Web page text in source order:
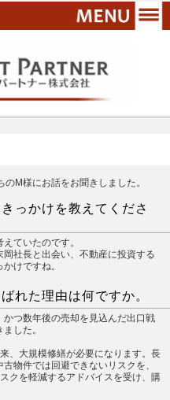
M様にお話をお聞きしました。
っかけを教えてくださ
ていたのです。
社長と出会い、不動産に投資する
けですね。
れた理由は何ですか。
つ数年後の売却を見込んだ出口戦
した。
、大規模修繕が必要になります。長
物件では回避できないリスクを、
クを軽減するアドバイスを受け、購